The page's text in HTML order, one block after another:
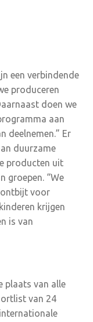
een verbindende
produceren
doen we
aan
deelnemen.” Er
duurzame
producten uit
groepen. “We
voor
krijgen
is van
plaats van alle
van 24